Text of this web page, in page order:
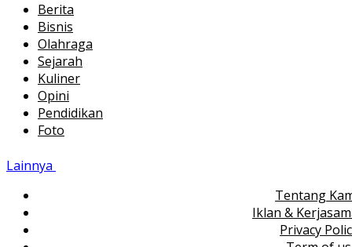
Berita
Bisnis
Olahraga
Sejarah
Kuliner
Opini
Pendidikan
Foto
Lainnya
Tentang
Iklan &
Privacy